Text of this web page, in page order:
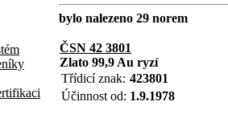
bylo nalezeno 29 norem
ČSN 42 3801
Zlato 99,9 Au ryzí
Třídicí znak: 423801
Účinnost od: 1.9.1978